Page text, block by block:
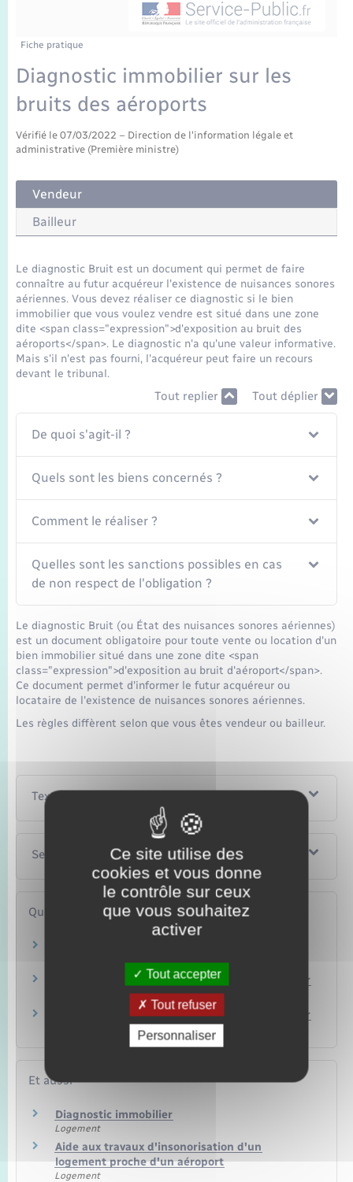
Mariage – PACS
Parrainage civil
Fiche pratique
Diagnostic immobilier sur les
bruits des aéroports
Vérifié le 07/03/2022 – Direction de l'information légale et
administrative (Première ministre)
Vendeur
Bailleur
Le diagnostic Bruit est un document qui permet de faire
connaître au futur acquéreur l'existence de nuisances sonores
aériennes. Vous devez réaliser ce diagnostic si le bien
immobilier que vous voulez vendre est situé dans une zone
dite <span class="expression">d'exposition au bruit des
aéroports</span>. Le diagnostic n'a qu'une valeur informative.
Mais s'il n'est pas fourni, l'acquéreur peut faire un recours
devant le tribunal.
Tout replier Tout déplier
De quoi s'agit-il ?
Quels sont les biens concernés ?
Comment le réaliser ?
Quelles sont les sanctions possibles en cas
de non respect de l'obligation ?
Le diagnostic Bruit (ou État des nuisances sonores aériennes)
est un document obligatoire pour toute vente ou location d'un
bien immobilier situé dans une zone dite <span
class="expression">d'exposition au bruit d'aéroport</span>.
Ce document permet d'informer le futur acquéreur ou
locataire de l'existence de nuisances sonores aériennes.
Les règles diffèrent selon que vous êtes vendeur ou bailleur.
Textes de référence
Services en ligne et formulaires
Questions ? Réponses !
son logement ?
Quels sont les diagnostics immobiliers à fournir
en cas de vente ?
Quels sont les diagnostics immobiliers à fournir
en cas de mise en location ?
Et aussi
Diagnostic immobilier
Logement
Aide aux travaux d'insonorisation d'un
logement proche d'un aéroport
Logement
Ce site utilise des
cookies et vous donne
le contrôle sur ceux
que vous souhaitez
activer
Tout accepter
Tout refuser
Personnaliser